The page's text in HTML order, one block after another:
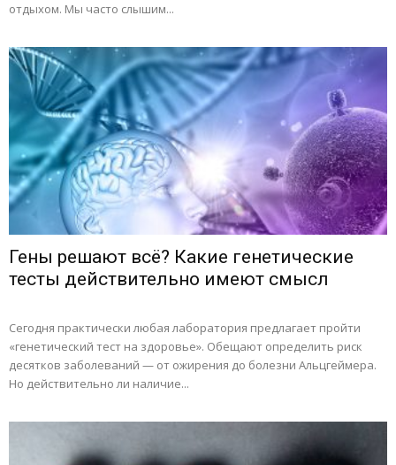
отдыхом. Мы часто слышим...
Гены решают всё? Какие генетические
тесты действительно имеют смысл
Сегодня практически любая лаборатория предлагает пройти
«генетический тест на здоровье». Обещают определить риск
десятков заболеваний — от ожирения до болезни Альцгеймера.
Но действительно ли наличие...